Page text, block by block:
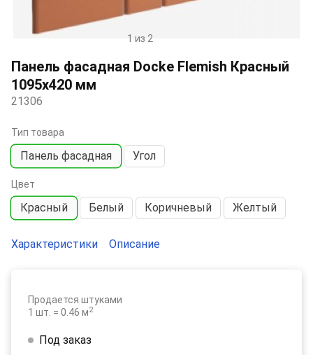
1
of
2
1 из 2
Панель фасадная Docke Flemish Красный
1095х420 мм
21306
Тип товара
Панель фасадная Угол
Цвет
Красный Белый Коричневый Желтый
Характеристики Описание
Продается штуками
1 шт. = 0.46 м2
Под заказ